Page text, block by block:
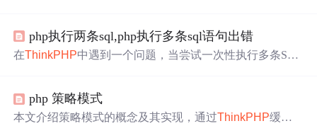
ExtJS初学者和开发者参考。
php执行两条sql,php执行多条sql语句出错
在ThinkPHP中遇到一个问题，当尝试一次性执行多条SQL
执行多条SQL成功，提示可能
出，PHP的数据库查询函数通常不允许一次执行多条指
php 策略模式
本文介绍策略模式的概念及其实现，通过ThinkPHP缓存